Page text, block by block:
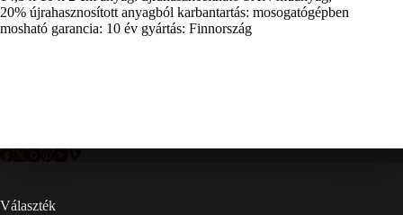
20% újrahasznosított anyagból karbantartás: mosogatógépben
mosható garancia: 10 év gyártás: Finnország
Választék